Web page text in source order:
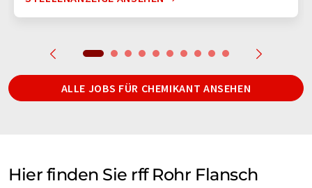
ALLE JOBS FÜR CHEMIKANT ANSEHEN
Hier finden Sie rff Rohr Flansch